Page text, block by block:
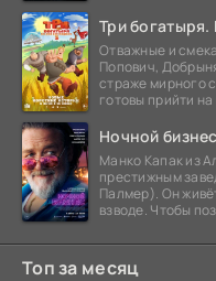
Три богатыря.
Отважные и
Попович,
страже мирного
готовы прийти
Ночной
Манко Капак из
престижным
Палмер). Он
взводе. Чтобы
Топ за месяц